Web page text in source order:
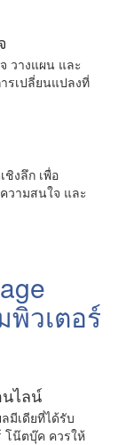
วางแผน และ
รเปลี่ยนแปลงที่
ชิงลึก เพื่อ
วามสนใจ และ
พิวเตอร์
ไลน์
มีเดียที่ได้รับ
โน๊ตบุ๊ค ควรให้